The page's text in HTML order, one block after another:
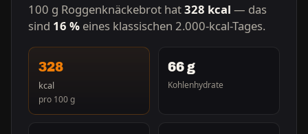
100 g Roggenknäckebrot hat328 kcal — das
sind 16 % eines klassischen 2.000-kcal-Tages.
328
kcal
pro 100 g
66 g
Kohlenhydrate